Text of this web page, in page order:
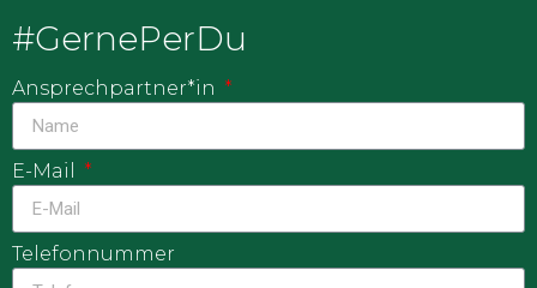
#GernePerDu
Ansprechpartner*in
E-Mail
Telefonnummer